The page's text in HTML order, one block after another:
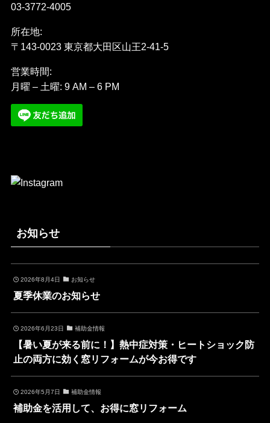
03-3772-4005
所在地:
〒143-0023 東京都大田区山王2-41-5
営業時間:
月曜 – 土曜: 9 AM – 6 PM
お知らせ
2026年8月4日 お知らせ
夏季休業のお知らせ
2026年6月23日 補助金情報
【暑い夏が来る前に！】熱中症対策・ヒートショック防
止の両方に効く窓リフォームが今お得です
2026年5月7日 補助金情報
補助金を活用して、お得に窓リフォーム